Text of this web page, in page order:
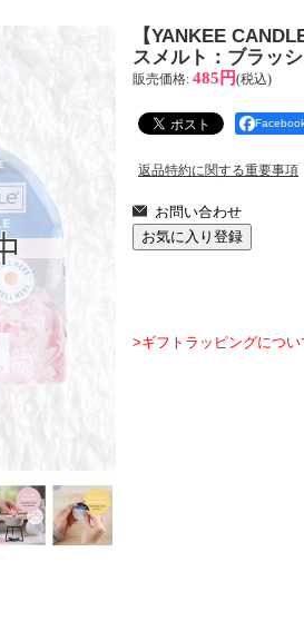
【YANKEE
スメルト：ブラッ
販売価格: 485円(税込)
返品特約に関する重要事項
>ギフトラッピングについ